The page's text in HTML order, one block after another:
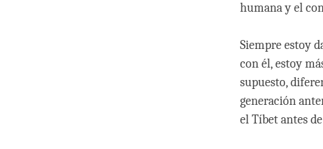
humana y el
Siempre estoy
con él, estoy
supuesto,
generación
el Tíbet antes